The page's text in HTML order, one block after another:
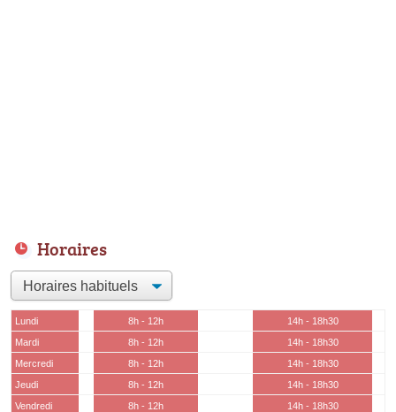
Horaires
Lundi 8h - 12h
14h - 18h30
Mardi
8h - 12h
14h - 18h30
Mercredi
8h - 12h
14h - 18h30
Jeudi
8h - 12h
14h - 18h30
Vendredi
8h - 12h
14h - 18h30